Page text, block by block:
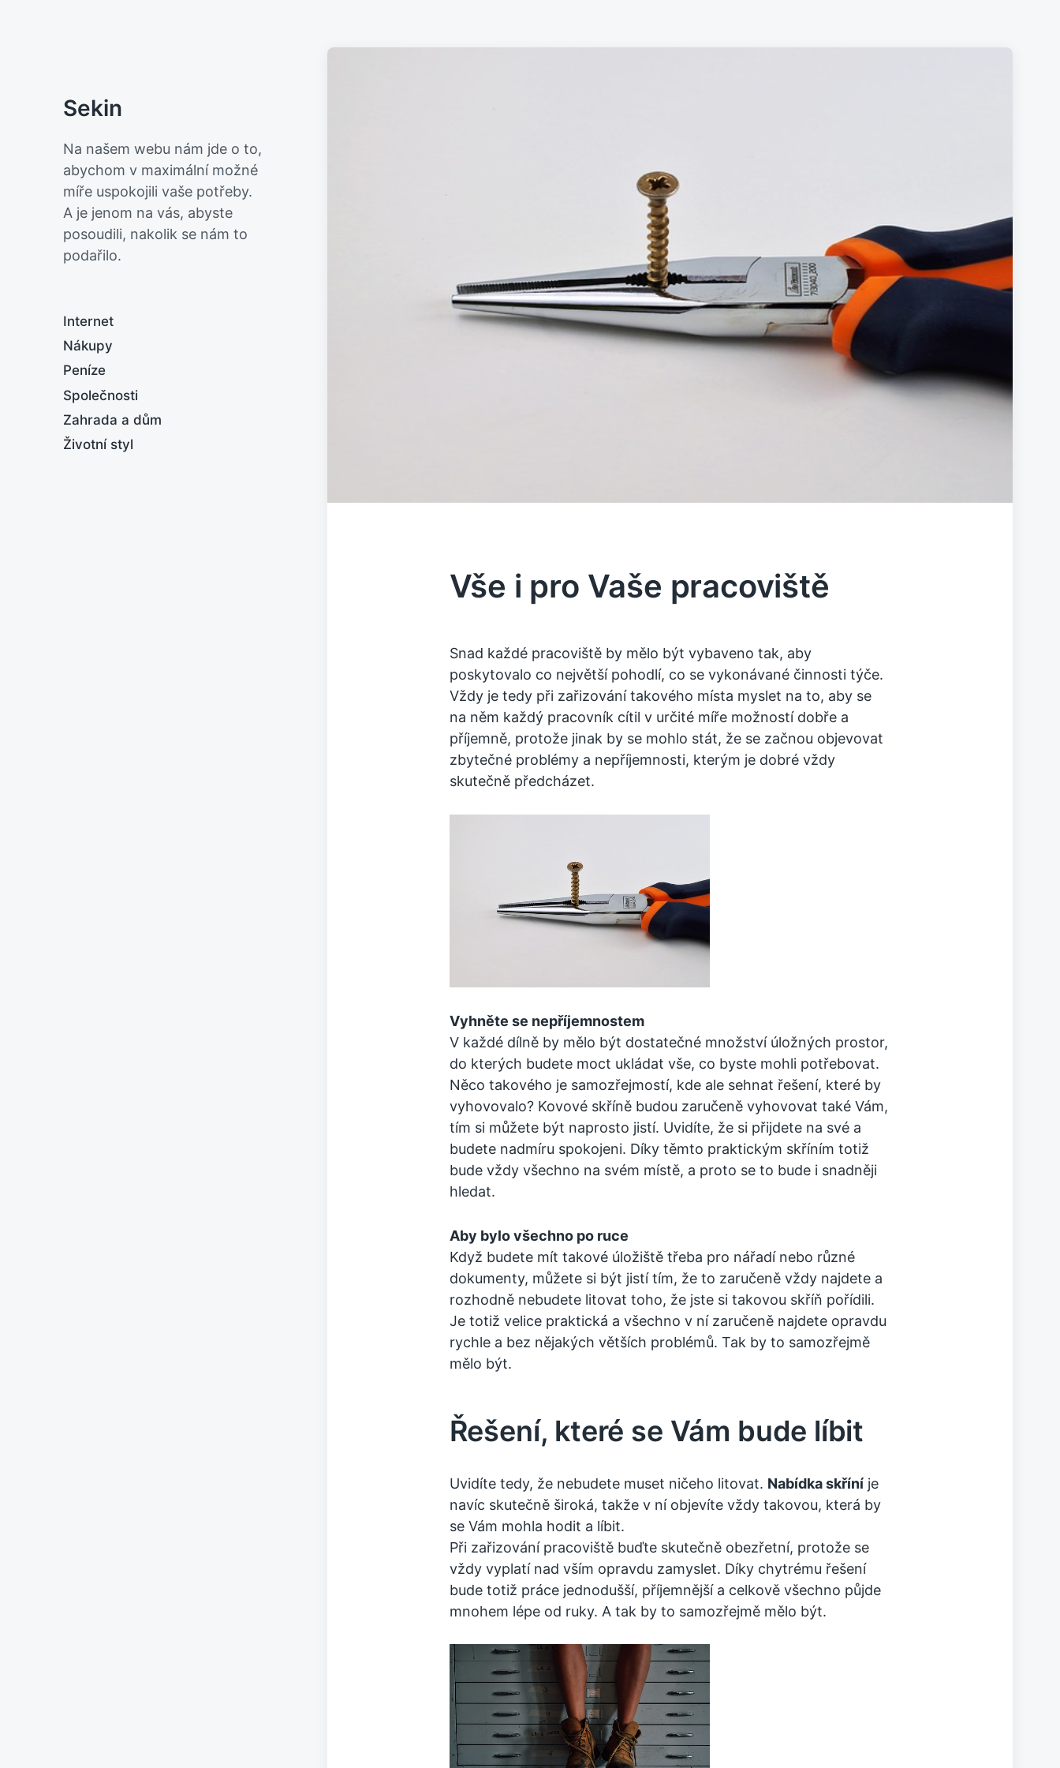
Sekin
Na našem webu nám jde o to,
abychom v maximální možné
míře uspokojili vaše potřeby.
A je jenom na vás, abyste
posoudili, nakolik se nám to
podařilo.
Internet
Nákupy
Peníze
Společnosti
Zahrada a dům
Životní styl
Vše i pro Vaše pracoviště
Snad každé pracoviště by mělo být vybaveno tak, aby
poskytovalo co největší pohodlí, co se vykonávané činnosti týče.
Vždy je tedy při zařizování takového místa myslet na to, aby se
na něm každý pracovník cítil v určité míře možností dobře a
příjemně, protože jinak by se mohlo stát, že se začnou objevovat
zbytečné problémy a nepříjemnosti, kterým je dobré vždy
skutečně předcházet.
Vyhněte se nepříjemnostem
V každé dílně by mělo být dostatečné množství úložných prostor,
do kterých budete moct ukládat vše, co byste mohli potřebovat.
Něco takového je samozřejmostí, kde ale sehnat řešení, které by
vyhovovalo? Kovové skříněbudou zaručeně vyhovovat také Vám,
tím si můžete být naprosto jistí. Uvidíte, že si přijdete na své a
budete nadmíru spokojeni. Díky těmto praktickým skříním totiž
bude vždy všechno na svém místě, a proto se to bude i snadněji
hledat.
Aby bylo všechno po ruce
Když budete mít takové úložiště třeba pro nářadí nebo různé
dokumenty, můžete si být jistí tím, že to zaručeně vždy najdete a
rozhodně nebudete litovat toho, že jste si takovou skříň pořídili.
Je totiž velice praktická a všechno v ní zaručeně najdete opravdu
rychle a bez nějakých větších problémů. Tak by to samozřejmě
mělo být.
Řešení, které se Vám bude líbit
Uvidíte tedy, že nebudete muset ničeho litovat. Nabídka skříníje
navíc skutečně široká, takže v ní objevíte vždy takovou, která by
se Vám mohla hodit a líbit.
Při zařizování pracoviště buďte skutečně obezřetní, protože se
vždy vyplatí nad vším opravdu zamyslet. Díky chytrému řešení
bude totiž práce jednodušší, příjemnější a celkově všechno půjde
mnohem lépe od ruky. A tak by to samozřejmě mělo být.